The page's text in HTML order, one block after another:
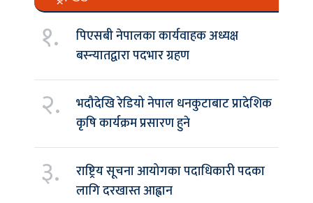
१.
पिएसबी नेपालका कार्यवाहक अध्यक्ष
बस्न्यातद्वारा पदभार ग्रहण
२.
भदौदेखि रेडियो नेपाल धनकुटाबाट प्रादेशिक
कृषि कार्यक्रम प्रसारण हुने
३.
राष्ट्रिय सूचना आयोगका पदाधिकारी पदका
लागि दरखास्त आह्वान